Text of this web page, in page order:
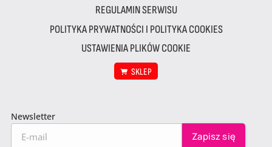
REGULAMIN SERWISU
POLITYKA PRYWATNOŚCI I POLITYKA COOKIES
USTAWIENIA PLIKÓW COOKIE
SKLEP
Newsletter